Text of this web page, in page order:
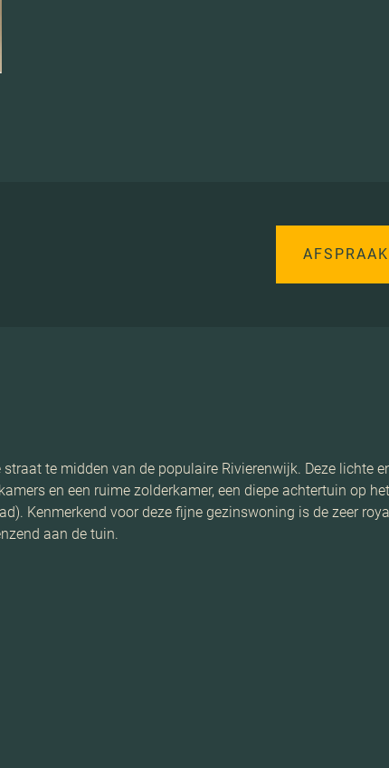
AFSPRAAK
te midden van de populaire Rivierenwijk. Deze lichte
en een ruime zolderkamer, een diepe achtertuin op
Kenmerkend voor deze fijne gezinswoning is de zeer
aan de tuin.